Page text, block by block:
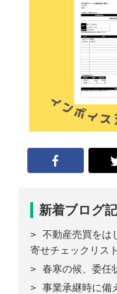
新着ブログ
不動産売買をは
寄せチェックリスト
春寒の候、委任
事業承継時に備